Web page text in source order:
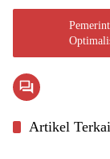
Artikel
Pemerintahan